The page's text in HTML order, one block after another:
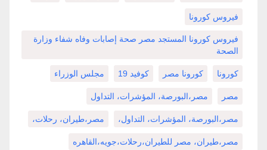
فيروس كورونا
فيروس كورونا المستجد مصر صحة إصابات وفاه شفاء وزارة
الصحة
كورونا كورونا مصر كوفيد 19 مجلس الوزراء
مصر مصر،البورصة، المؤشرات، التداول
مصر،البورصة، المؤشرات، التداول، مصر،طيران، رحلات،
مصر،طيران، مصر للطيران،رحلات،جويه،القاهره